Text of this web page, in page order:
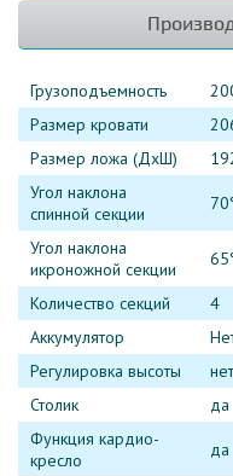
Грузоподъемность
Размер кровати
Размер ложа (ДхШ)
Угол наклона
спинной секции
Угол наклона
икроножной секции
Количество секций
4
Аккумулятор
Регулировка высоты
нет
Столик
да
Функция кардио-
кресло
да